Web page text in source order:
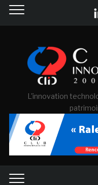
L'innovation